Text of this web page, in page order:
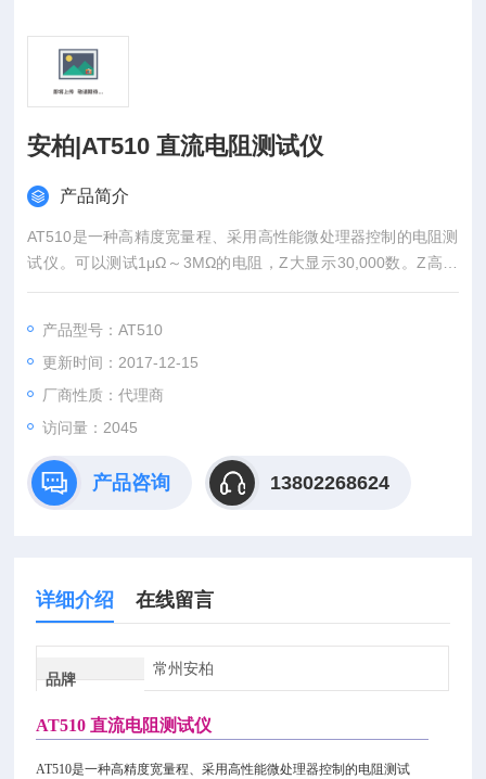
安柏|AT510 直流电阻测试仪
产品简介
AT510是一种高精度宽量程、采用高性能微处理器控制的电阻测
试仪。可以测试1μΩ～3MΩ的电阻，Z大显示30,000数。Z高测
试速度60次/秒，测试速度在15次/秒下，依然可以保证0.05%的
可对米电阻进行精确测试。可选耳机讯响接口用于流水线安静测
试，互不干扰。三种电流模式可满足各种苛刻的电阻测试要求。
产品型号：AT510
更新时间：2017-12-15
厂商性质：代理商
访问量：2045
产品咨询 13802268624
详细介绍 在线留言
品牌
常州安柏
AT510 直流电阻测试仪
AT510是一种高精度宽量程、采用高性能微处理器控制的电阻测试